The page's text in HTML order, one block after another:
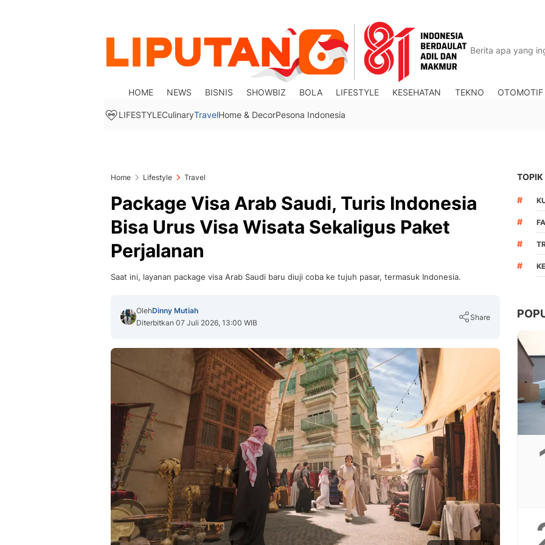
HOME NEWS BISNIS SHOWBIZ BOLA LIFESTYLE KESEHATAN TEKNO OTOMOTIF
LIFESTYLECulinaryTravelHome & DecorPesona Indonesia
Home Lifestyle Travel
Package Visa Arab Saudi, Turis Indonesia
Bisa Urus Visa Wisata Sekaligus Paket
Perjalanan
Saat ini, layanan package visa Arab Saudi baru diuji coba ke tujuh pasar, termasuk Indonesia.
OlehDinny Mutiah
Diterbitkan 07 Juli 2026, 13:00 WIB
Share
TOPIK
#
#
#
#